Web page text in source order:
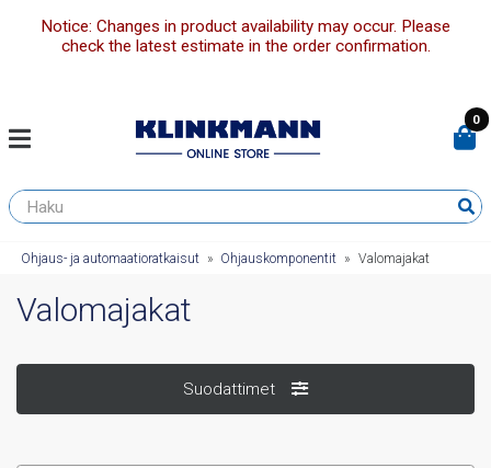
Notice: Changes in product availability may occur. Please
check the latest estimate in the order confirmation.
0
Ohjaus- ja automaatioratkaisut » Ohjauskomponentit » Valomajakat
Valomajakat
Suodattimet